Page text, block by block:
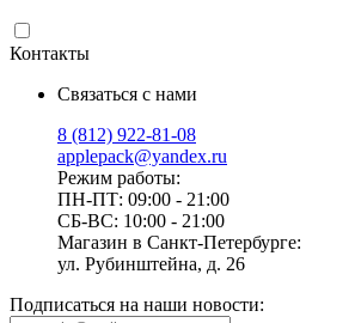
Контакты
Связаться с нами
8 (812) 922-81-08
applepack@yandex.ru
Режим работы:
ПН-ПТ: 09:00 - 21:00
СБ-ВС: 10:00 - 21:00
Магазин в Санкт-Петербурге:
ул. Рубинштейна, д. 26
Подписаться на наши новости: